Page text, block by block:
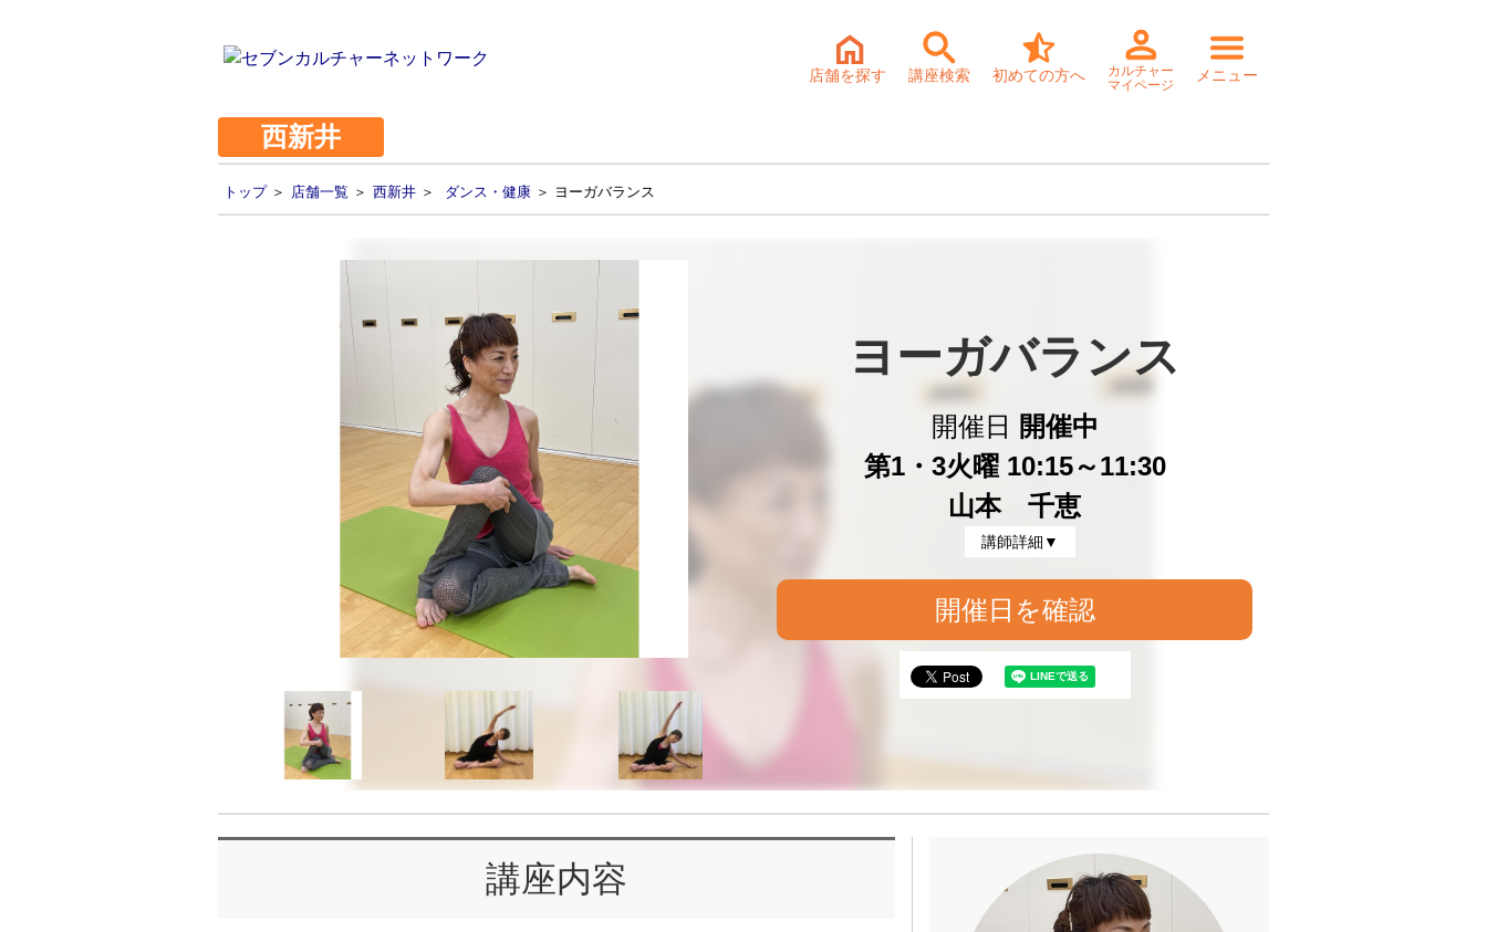
店舗を探す 講座検索 初めての方へ
カルチャー
マイページ
メニュー
西新井
トップ＞ 店舗一覧 ＞ 西新井 ＞ ダンス・健康 ＞ ヨーガバランス
ヨーガバランス
開催日
開催中
第1・3火曜 10:15～11:30
山本 千恵
講師詳細▼
開催日を確認
講座内容